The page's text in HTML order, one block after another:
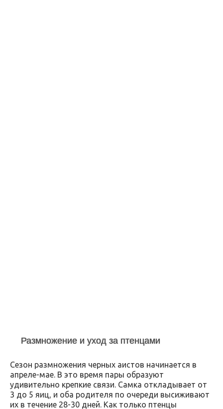
Размножение и уход за птенцами
Сезон размножения черных аистов начинается в
апреле-мае. В это время пары образуют
удивительно крепкие связи. Самка откладывает от
3 до 5 яиц, и оба родителя по очереди высиживают
их в течение 28-30 дней. Как только птенцы